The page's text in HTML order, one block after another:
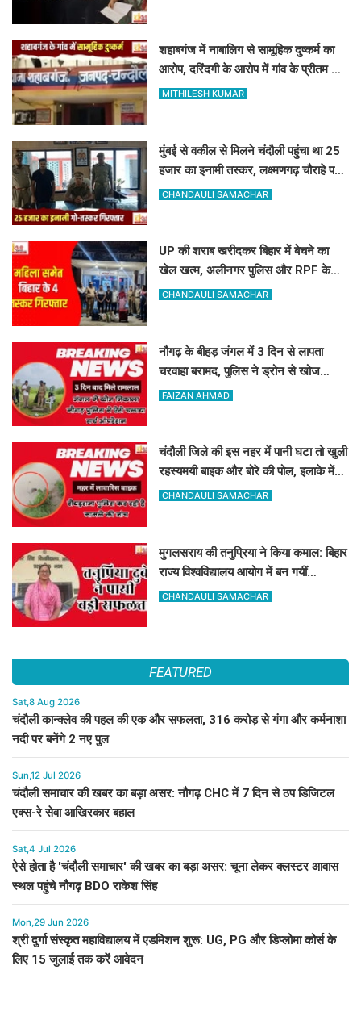
शहाबगंज में नाबालिग से सामूहिक दुष्कर्म का
आरोप, दरिंदगी के आरोप में गांव के प्रीतम और
संजय पर केस दर्ज
MITHILESH KUMAR
मुंबई से वकील से मिलने चंदौली पहुंचा था 25
हजार का इनामी तस्कर, लक्ष्मणगढ़ चौराहे पर
पुलिस ने दबोचा
CHANDAULI SAMACHAR
UP की शराब खरीदकर बिहार में बेचने का
खेल खत्म, अलीनगर पुलिस और RPF के
हत्थे चढ़े महिला समेत 4 तस्कर
CHANDAULI SAMACHAR
नौगढ़ के बीहड़ जंगल में 3 दिन से लापता
चरवाहा बरामद, पुलिस ने ड्रोन से खोज
निकाला
FAIZAN AHMAD
चंदौली जिले की इस नहर में पानी घटा तो खुली
रहस्यमयी बाइक और बोरे की पोल, इलाके में
मचा हड़कंप
CHANDAULI SAMACHAR
मुगलसराय की तनुप्रिया ने किया कमाल: बिहार
राज्य विश्वविद्यालय आयोग में बन गयीं
असिस्टेंट प्रोफेसर
CHANDAULI SAMACHAR
FEATURED
Sat,8 Aug 2026
चंदौली कान्क्लेव की पहल की एक और सफलता, 316 करोड़ से गंगा और कर्मनाशा
नदी पर बनेंगे 2 नए पुल
Sun,12 Jul 2026
चंदौली समाचार की खबर का बड़ा असर: नौगढ़ CHC में 7 दिन से ठप डिजिटल
एक्स-रे सेवा आखिरकार बहाल
Sat,4 Jul 2026
ऐसे होता है 'चंदौली समाचार' की खबर का बड़ा असर: चूना लेकर क्लस्टर आवास
स्थल पहुंचे नौगढ़ BDO राकेश सिंह
Mon,29 Jun 2026
श्री दुर्गा संस्कृत महाविद्यालय में एडमिशन शुरू: UG, PG और डिप्लोमा कोर्स के
लिए 15 जुलाई तक करें आवेदन